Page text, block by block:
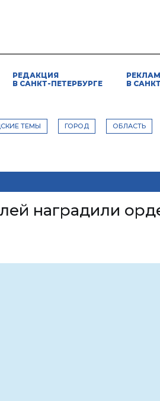
РЕДАКЦИЯ
В САНКТ-ПЕТЕРБУРГЕ
В
ТЕМЫ ГОРОД ОБЛАСТЬ
наградили